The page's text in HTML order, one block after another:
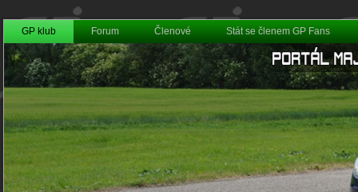
GP klub Forum Členové Stát se členem GP Fans